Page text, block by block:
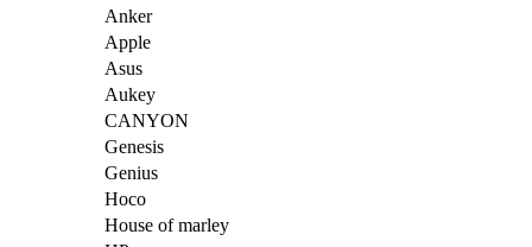
Anker
Apple
Asus
Aukey
CANYON
Genesis
Genius
Hoco
House of marley